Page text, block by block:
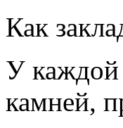
Как
У каждой
камней,